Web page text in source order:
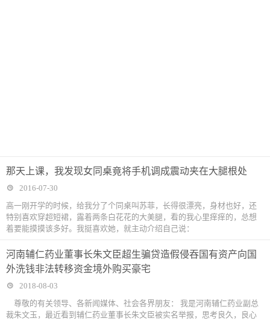
那天上课，我发现女同桌竟将手机调成震动夹在大腿根处
2016-07-30
高一刚开学的时候，给我分了个同桌叫苏菲，长得很漂亮，身材也好，还
特别喜欢穿超短裙，露着两条白花花的大美腿，看的我心里痒痒的，总想
着要能摸摸该多好。我挺喜欢她，就主动介绍自己说：
河南辅仁药业董事长朱文臣超生骗贷造假侵吞国有资产向国
外洗钱非法转移资金境外购买豪宅
2018-08-03
尊敬的有关领导、各新闻媒体、社会各界朋友： 我是河南辅仁药业副总
裁朱文玉，最近看到辅仁药业董事长朱文臣被实名举报，思考良久，良心